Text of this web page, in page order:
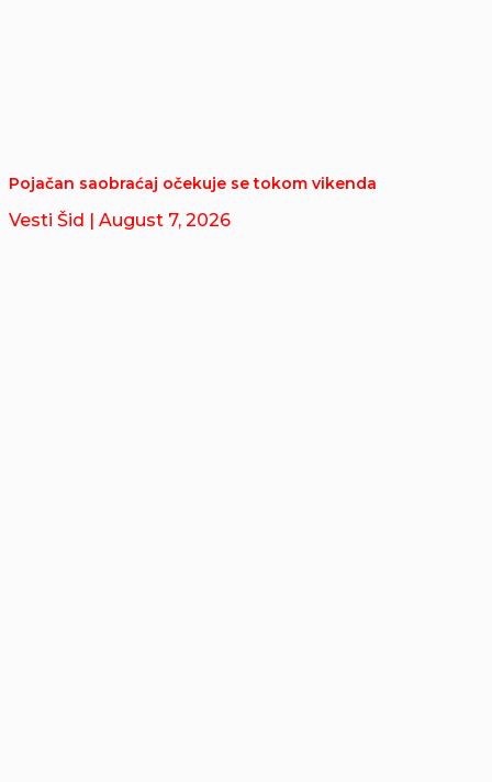
Pojačan saobraćaj očekuje se tokom vikenda
Vesti Šid | August 7, 2026